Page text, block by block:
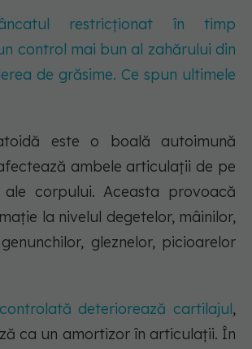
restricționat în timp
control mai bun al zahărului din
de grăsime. Ce spun ultimele
este o boală autoimună
ambele articulații de pe
corpului. Aceasta provoacă
la nivelul degetelor, mâinilor,
gleznelor, picioarelor
deteriorează cartilajul,
ca un amortizor în articulații. În